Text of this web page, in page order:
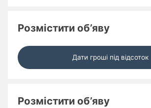
Розмістити об’яву
Дати гроші під відсоток
Розмістити об’яву